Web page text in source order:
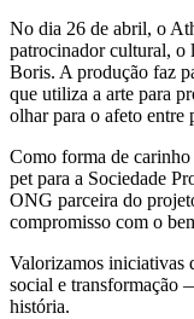
No dia 26 de abril, o
patrocinador cultural, o
Boris. A produção faz
que utiliza a arte para
olhar para o afeto entre
Como forma de carinho
pet para a Sociedade
ONG parceira do
compromisso com o
Valorizamos iniciativas
social e transformação
história.